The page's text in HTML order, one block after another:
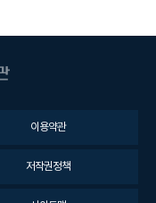
이용약관
저작권정책